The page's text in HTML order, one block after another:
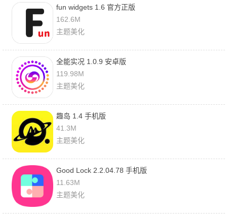
fun widgets 1.6 官方正版
162.6M
主题美化
全能实况 1.0.9 安卓版
119.98M
主题美化
趣岛 1.4 手机版
41.3M
主题美化
Good Lock 2.2.04.78 手机版
11.63M
主题美化